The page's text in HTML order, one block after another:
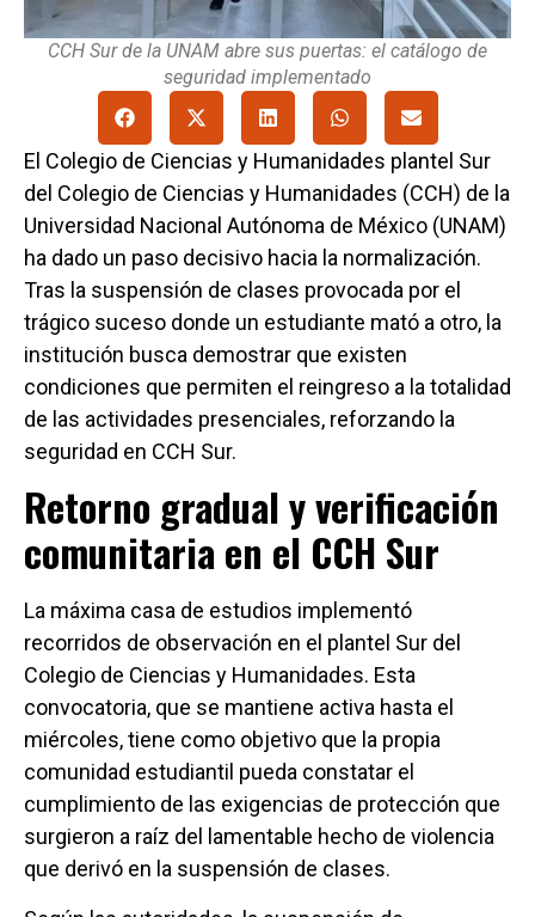
CCH Sur de la UNAM abre sus puertas: el catálogo de
seguridad implementado
El Colegio de Ciencias y Humanidades plantel Sur
del Colegio de Ciencias y Humanidades (CCH) de la
Universidad Nacional Autónoma de México (UNAM)
ha dado un paso decisivo hacia la normalización.
Tras la suspensión de clases provocada por el
trágico suceso donde un estudiante mató a otro, la
institución busca demostrar que existen
condiciones que permiten el reingreso a la totalidad
de las actividades presenciales, reforzando la
seguridad en CCH Sur.
Retorno gradual y verificación
comunitaria en el CCH Sur
La máxima casa de estudios implementó
recorridos de observación en el plantel Sur del
Colegio de Ciencias y Humanidades. Esta
convocatoria, que se mantiene activa hasta el
miércoles, tiene como objetivo que la propia
comunidad estudiantil pueda constatar el
cumplimiento de las exigencias de protección que
surgieron a raíz del lamentable hecho de violencia
que derivó en la suspensión de clases.